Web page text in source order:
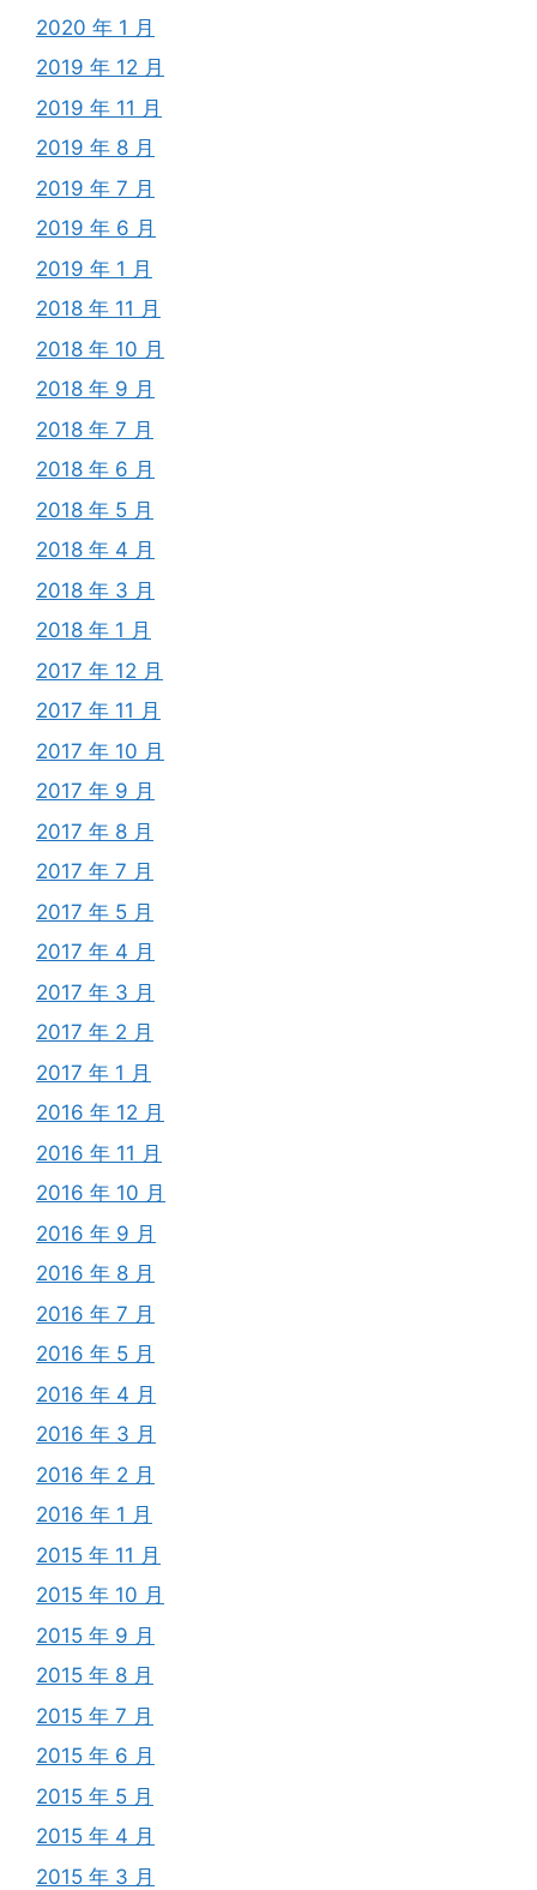
2020 年 1 月
2019 年 12 月
2019 年 11 月
2019 年 8 月
2019 年 7 月
2019 年 6 月
2019 年 1 月
2018 年 11 月
2018 年 10 月
2018 年 9 月
2018 年 7 月
2018 年 6 月
2018 年 5 月
2018 年 4 月
2018 年 3 月
2018 年 1 月
2017 年 12 月
2017 年 11 月
2017 年 10 月
2017 年 9 月
2017 年 8 月
2017 年 7 月
2017 年 5 月
2017 年 4 月
2017 年 3 月
2017 年 2 月
2017 年 1 月
2016 年 12 月
2016 年 11 月
2016 年 10 月
2016 年 9 月
2016 年 8 月
2016 年 7 月
2016 年 5 月
2016 年 4 月
2016 年 3 月
2016 年 2 月
2016 年 1 月
2015 年 11 月
2015 年 10 月
2015 年 9 月
2015 年 8 月
2015 年 7 月
2015 年 6 月
2015 年 5 月
2015 年 4 月
2015 年 3 月